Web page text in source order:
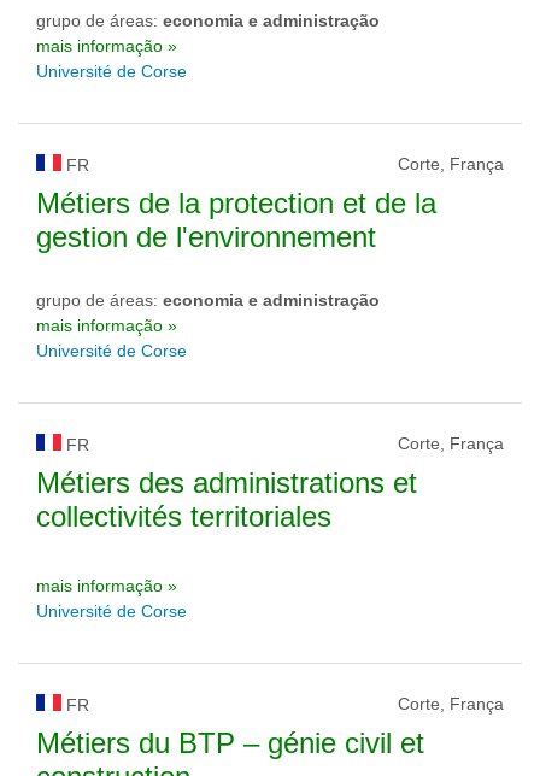
grupo de áreas: economia e administração
mais informação »
Université de Corse
FR Corte, França
Métiers de la protection et de la
gestion de l'environnement
grupo de áreas: economia e administração
mais informação »
Université de Corse
FR Corte, França
Métiers des administrations et
collectivités territoriales
mais informação »
Université de Corse
FR Corte, França
Métiers du BTP – génie civil et